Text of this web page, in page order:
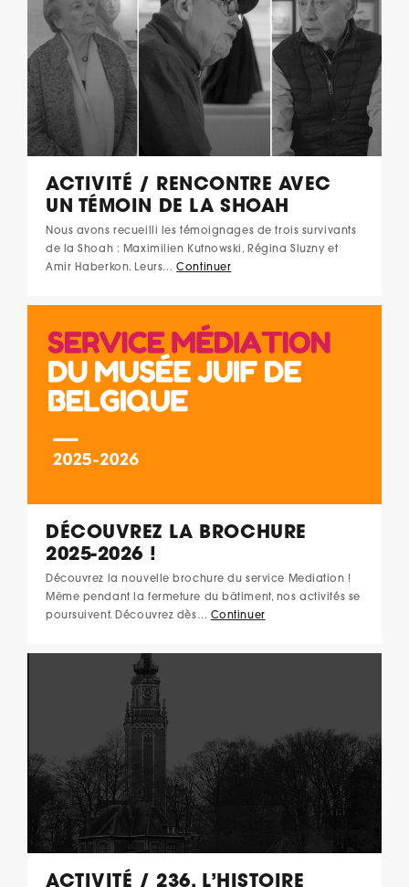
ACTIVITÉ / RENCONTRE AVEC
UN TÉMOIN DE LA SHOAH
Nous avons recueilli les témoignages de trois survivants
de la Shoah : Maximilien Kutnowski, Régina Sluzny et
Amir Haberkon. Leurs… Continuer
DÉCOUVREZ LA BROCHURE
2025-2026 !
Découvrez la nouvelle brochure du service Mediation !
Même pendant la fermeture du bâtiment, nos activités se
poursuivent. Découvrez dès… Continuer
ACTIVITÉ / 236. L’HISTOIRE